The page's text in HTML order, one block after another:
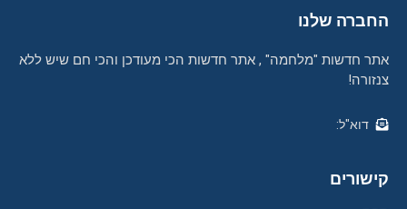
החברה שלנו
אתר חדשות "מלחמה" , אתר חדשות הכי מעודכן והכי חם שיש ללא
צנזורה!
דוא"ל:
קישורים